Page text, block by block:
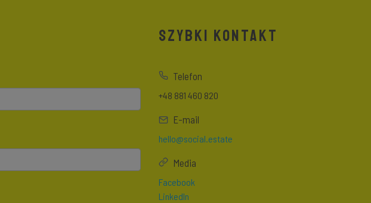
SZYBKI KONTAKT
Telefon
+48 881 460 820
E-mail
hello@social.estate
Media
Facebook
LinkedIn